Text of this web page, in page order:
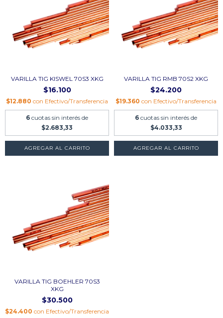
VARILLA TIG KISWEL 70S3 XKG
$16.100
$12.880 con Efectivo/Transferencia
6 cuotas sin interés de
$2.683,33
AGREGAR AL CARRITO
VARILLA TIG RMB 70S2 XKG
$24.200
$19.360 con Efectivo/Transferencia
6 cuotas sin interés de
$4.033,33
AGREGAR AL CARRITO
VARILLA TIG BOEHLER 70S3
XKG
$30.500
$24.400 con Efectivo/Transferencia